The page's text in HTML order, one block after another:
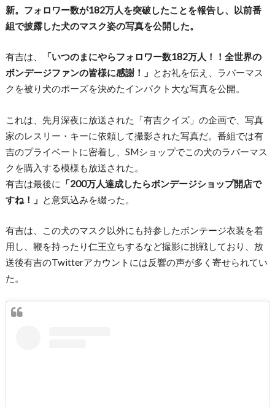
新。フォロワー数が182万人を突破したことを報告し、以前番
組で披露した犬のマスク姿の写真を公開した。
有吉は、
「いつのまにやらフォロワー数182万人！！全世界の
ボンデージファンの皆様に感謝！」 とお礼を伝え、ラバーマス
クを被り犬のポーズを決めたインパクト大な写真を公開。
これは、先月深夜に放送された「有吉クイズ」の企画で、写真
家のレスリー・キーに依頼して撮影された写真だ。番組では有
吉のプライベートに密着し、SMショップでこの犬のラバーマス
クを購入する模様も放送された。
有吉は最後に
「200万人達成したらボンデージショップ開店で
すね！」 と意気込みを綴った。
有吉は、この犬のマスク以外にも持参したボンテージ衣装を着
用し、鞭を持ったり仁王立ちするなど撮影に挑戦しており、放
送後有吉のTwitterアカウントには反響の声が多く寄せられてい
た。